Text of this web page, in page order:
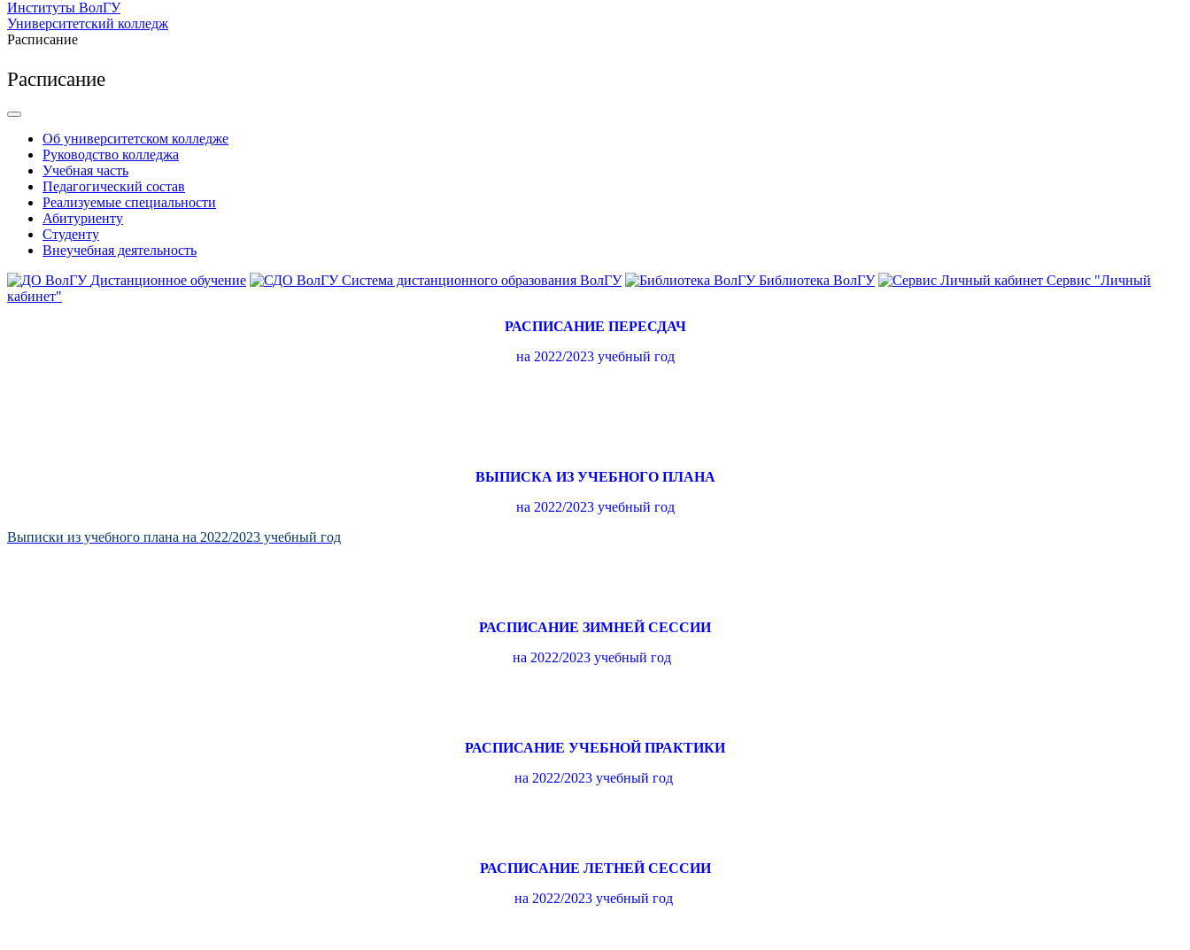
Институты ВолГУ
Университетский колледж
Расписание
Расписание
Об университетском колледже
Руководство колледжа
Учебная часть
Педагогический состав
Реализуемые специальности
Абитуриенту
Студенту
Внеучебная деятельность
Дистанционное обучение
Система дистанционного образования ВолГУ Библиотека ВолГУ
Сервис "Личный
кабинет"
РАСПИСАНИЕ ПЕРЕСДАЧ
на 2022/2023 учебный год
ВЫПИСКА ИЗ УЧЕБНОГО ПЛАНА
на 2022/2023 учебный год
Выписки из учебного плана на 2022/2023 учебный год
РАСПИСАНИЕ ЗИМНЕЙ СЕССИИ
на 2022/2023 учебный год
РАСПИСАНИЕ УЧЕБНОЙ ПРАКТИКИ
на 2022/2023 учебный год
РАСПИСАНИЕ ЛЕТНЕЙ СЕССИИ
на 2022/2023 учебный год